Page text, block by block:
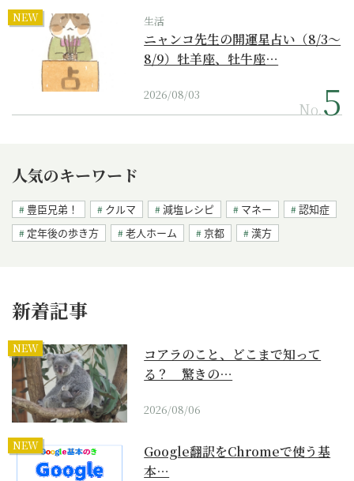
NEW 生活
ニャンコ先生の開運星占い（8/3～
8/9）牡羊座、牡牛座…
2026/08/03
No.
人気のキーワード
豊臣兄弟！ クルマ 減塩レシピ マネー
認知症
定年後の歩き方
老人ホーム 京都 漢方
新着記事
NEW
コアラのこと、どこまで知って
る？ 驚きの…
2026/08/06
NEW
Google翻訳をChromeで使う基
本…